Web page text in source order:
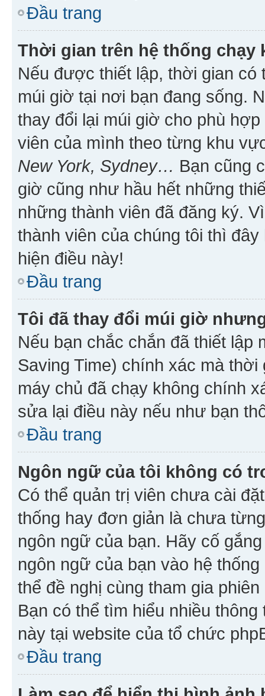
Đầu trang
Thời gian trên hệ thống chạy
Nếu được thiết lập, thời gian
múi giờ tại nơi bạn đang sống.
thay đổi lại múi giờ cho phù
viên của mình theo từng khu
New York, Sydney… Bạn cũng
giờ cũng như hầu hết những
những thành viên đã đăng ký.
thành viên của chúng tôi thì
hiện điều này!
Đầu trang
Tôi đã thay đổi múi giờ
Nếu bạn chắc chắn đã thiết lập
Saving Time) chính xác mà
máy chủ đã chạy không chính
sửa lại điều này nếu như bạn
Đầu trang
Ngôn ngữ của tôi không có
Có thể quản trị viên chưa cài
thống hay đơn giản là chưa
ngôn ngữ của bạn. Hãy cố
ngôn ngữ của bạn vào hệ
thể đề nghị cùng tham gia
Bạn có thể tìm hiểu nhiều
này tại website của tổ chức
Đầu trang